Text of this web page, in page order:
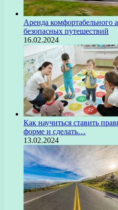
Аренда комфортабельного
безопасных путешествий
16.02.2024
Как научиться ставить
форме и сделать…
13.02.2024